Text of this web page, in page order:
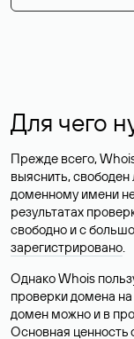
Для чего
Прежде всего,
выяснить,
доменному имени
результатах
свободно и с
зарегистрировано.
Однако Whois
проверки домена на
домен можно и в
Основная ценность